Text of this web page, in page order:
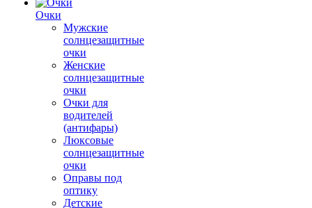
Очки
Мужские
солнцезащитные
очки
Женские
солнцезащитные
очки
Очки для
водителей
(антифары)
Люксовые
солнцезащитные
очки
Оправы под
оптику
Детские